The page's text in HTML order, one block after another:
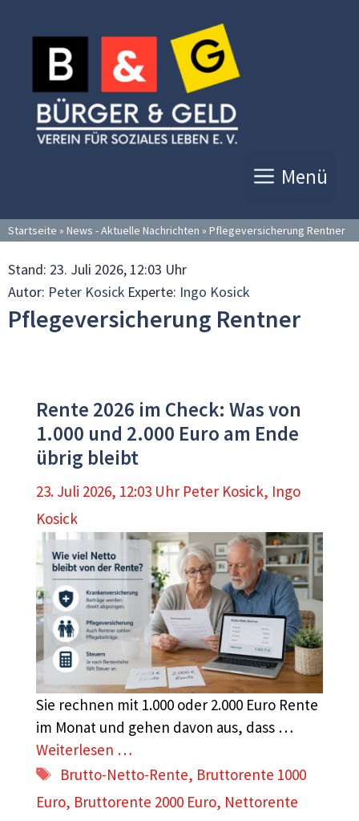
Inhalt
springen
Menü
Startseite » News - Aktuelle Nachrichten » Pflegeversicherung Rentner
Stand: 23. Juli 2026, 12:03 Uhr
Autor: Peter Kosick Experte: Ingo Kosick
Pflegeversicherung Rentner
Rente 2026 im Check: Was von
1.000 und 2.000 Euro am Ende
übrig bleibt
23. Juli 2026, 12:03 Uhr Peter Kosick, Ingo
Kosick
Sie rechnen mit 1.000 oder 2.000 Euro Rente
im Monat und gehen davon aus, dass …
Weiterlesen …
Schlagwörter
Brutto-Netto-Rente, Bruttorente 1000
Euro, Bruttorente 2000 Euro, Nettorente